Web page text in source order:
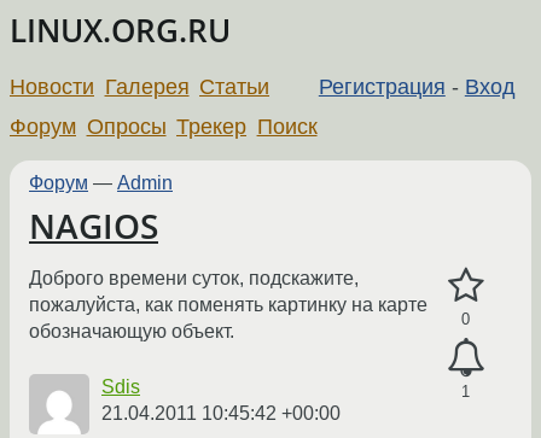
LINUX.ORG.RU
Регистрация - Вход
Новости Галерея Статьи
Форум Опросы Трекер Поиск
Форум — Admin
NAGIOS
0
1
Доброго времени суток, подскажите,
пожалуйста, как поменять картинку на карте
обозначающую объект.
Sdis
21.04.2011 10:45:42 +00:00